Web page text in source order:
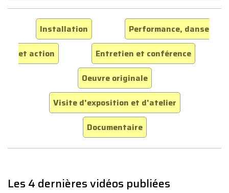
Installation
Performance, danse
et action
Entretien et conférence
Oeuvre originale
Visite d'exposition et d'atelier
Documentaire
Les 4 dernières vidéos publiées